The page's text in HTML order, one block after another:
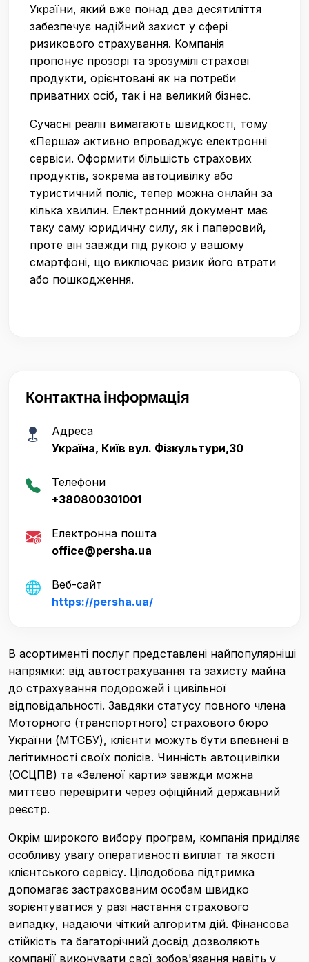
України, який вже понад два десятиліття
забезпечує надійний захист у сфері
ризикового страхування. Компанія
пропонує прозорі та зрозумілі страхові
продукти, орієнтовані як на потреби
приватних осіб, так і на великий бізнес.
Сучасні реалії вимагають швидкості, тому
«Перша» активно впроваджує електронні
сервіси. Оформити більшість страхових
продуктів, зокрема автоцивілку або
туристичний поліс, тепер можна онлайн за
кілька хвилин. Електронний документ має
таку саму юридичну силу, як і паперовий,
проте він завжди під рукою у вашому
смартфоні, що виключає ризик його втрати
або пошкодження.
Контактна інформація
Адреса
Україна, Київ вул. Фізкультури,30
Телефони
+380800301001
Електронна пошта
office@persha.ua
Веб-сайт
https://persha.ua/
В асортименті послуг представлені найпопулярніші
напрямки: від автострахування та захисту майна
до страхування подорожей і цивільної
відповідальності. Завдяки статусу повного члена
Моторного (транспортного) страхового бюро
України (МТСБУ), клієнти можуть бути впевнені в
легітимності своїх полісів. Чинність автоцивілки
(ОСЦПВ) та «Зеленої карти» завжди можна
миттєво перевірити через офіційний державний
реєстр.
Окрім широкого вибору програм, компанія приділяє
особливу увагу оперативності виплат та якості
клієнтського сервісу. Цілодобова підтримка
допомагає застрахованим особам швидко
зорієнтуватися у разі настання страхового
випадку, надаючи чіткий алгоритм дій. Фінансова
стійкість та багаторічний досвід дозволяють
компанії виконувати свої зобов'язання навіть у